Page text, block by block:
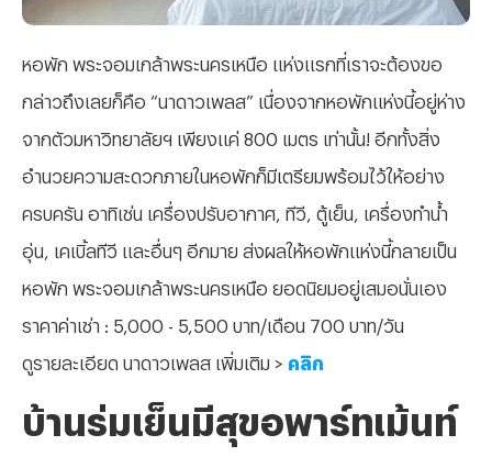
หอพัก พระจอมเกล้าพระนครเหนือ แห่งแรกที่เราจะต้องขอ
กล่าวถึงเลยก็คือ “นาดาวเพลส” เนื่องจากหอพักแห่งนี้อยู่ห่าง
จากตัวมหาวิทยาลัยฯ เพียงแค่ 800 เมตร เท่านั้น! อีกทั้งสิ่ง
อำนวยความสะดวกภายในหอพักก็มีเตรียมพร้อมไว้ให้อย่าง
ครบครัน อาทิเช่น เครื่องปรับอากาศ, ทีวี, ตู้เย็น, เครื่องทำน้ำ
อุ่น, เคเบิ้ลทีวี และอื่นๆ อีกมาย ส่งผลให้หอพักแห่งนี้กลายเป็น
หอพัก พระจอมเกล้าพระนครเหนือ ยอดนิยมอยู่เสมอนั่นเอง
ราคาค่าเช่า : 5,000 - 5,500 บาท/เดือน 700 บาท/วัน
ดูรายละเอียด นาดาวเพลส เพิ่มเติม > คลิก
บ้านร่มเย็นมีสุขอพาร์ทเม้นท์